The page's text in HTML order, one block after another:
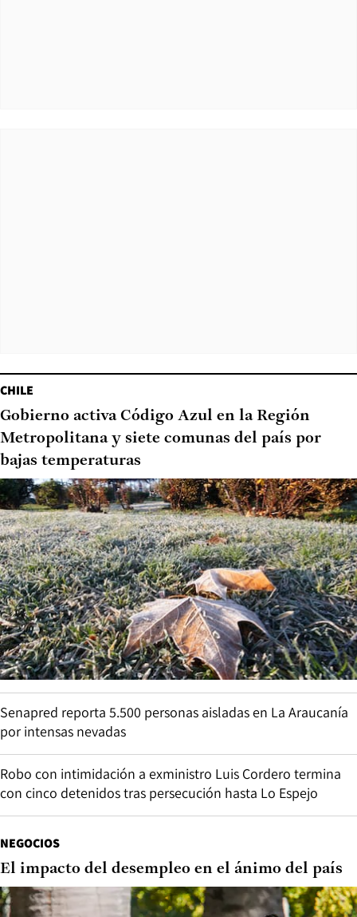
CHILE
Gobierno activa Código Azul en la Región
Metropolitana y siete comunas del país por
bajas temperaturas
Senapred reporta 5.500 personas aisladas en La Araucanía
por intensas nevadas
Robo con intimidación a exministro Luis Cordero termina
con cinco detenidos tras persecución hasta Lo Espejo
NEGOCIOS
El impacto del desempleo en el ánimo del país